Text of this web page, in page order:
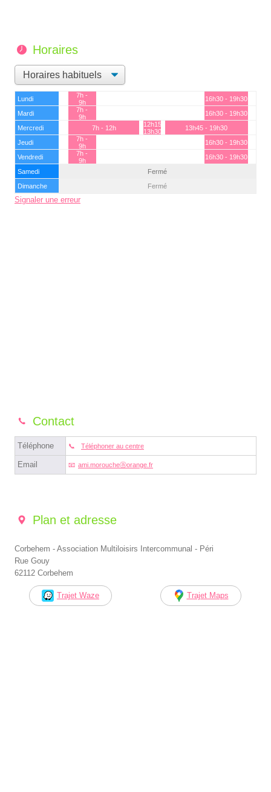
Horaires
Lundi
7h -
9h
16h30 - 19h30
Mardi
7h -
9h
16h30 - 19h30
Mercredi
7h - 12h
12h15 -
13h30
13h45 - 19h30
Jeudi
7h -
9h
16h30 - 19h30
Vendredi
7h -
9h
16h30 - 19h30
Samedi
Fermé
Dimanche
Fermé
Signaler une erreur
Contact
Téléphone Téléphoner au centre
Email ami.moroucheⓐorange.fr
Plan et adresse
Corbehem - Association Multiloisirs Intercommunal - Péri
Rue Gouy
62112 Corbehem
Trajet Waze Trajet Maps